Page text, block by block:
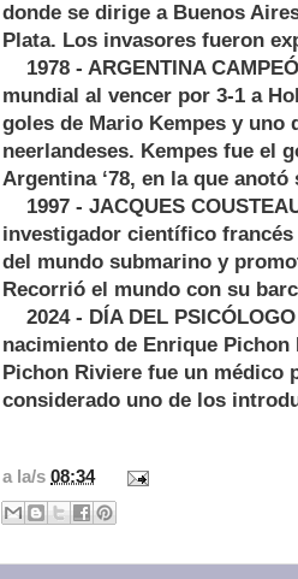
donde se dirige a Buenos
Plata. Los invasores fueron
1978 - ARGENTINA
mundial al vencer por 3-1 a
goles de Mario Kempes y uno
neerlandeses. Kempes fue el
Argentina ‘78, en la que anotó
1997 - JACQUES
investigador científico francés
del mundo submarino y
Recorrió el mundo con su
2024 - DÍA DEL
nacimiento de Enrique Pichon
Pichon Riviere fue un médico
considerado uno de los
a la/s 08:34